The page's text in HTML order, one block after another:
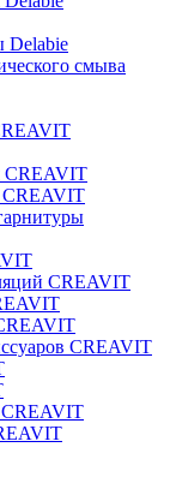
Delabie
смыва
CREAVIT
CREAVIT
CREAVIT
CREAVIT